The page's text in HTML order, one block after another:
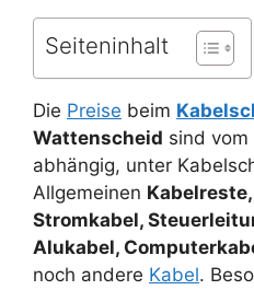
Seiteninhalt
Die Preise beim
Wattenscheid sind vom
abhängig, unter
Allgemeinen
Stromkabel,
Alukabel,
noch andere Kabel.